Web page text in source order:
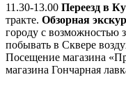
11.30-13.00 Переезд в
тракте. Обзорная
городу с возможностью
побывать в Сквере
Посещение магазина
магазина Гончарная